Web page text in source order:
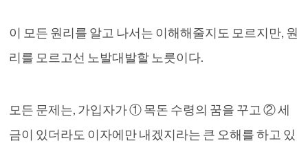
이 모든 원리를 알고 나서는 이해해줄지도 모르지만, 원
리를 모르고선 노발대발할 노릇이다.
모든 문제는, 가입자가 ① 목돈 수령의 꿈을 꾸고 ② 세
금이 있더라도 이자에만 내겠지라는 큰 오해를 하고 있